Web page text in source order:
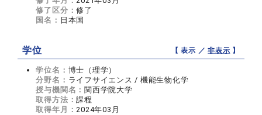
修了区分：修了
国名： 日本国
学位 【 表示 ／非表示 】
学位名： 博士（理学）
分野名： ライフサイエンス / 機能生物化学
授与機関名： 関西学院大学
取得方法：課程
取得年月：2024年03月